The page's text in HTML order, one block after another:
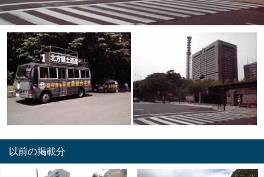
以前の掲載分